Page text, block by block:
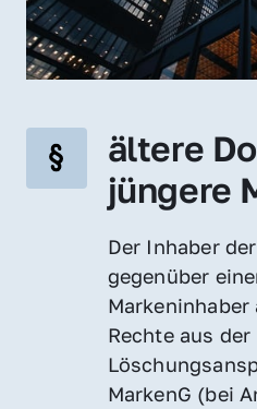
ältere
jüngere
Der Inhaber
gegenüber
Rechte aus
MarkenG (bei